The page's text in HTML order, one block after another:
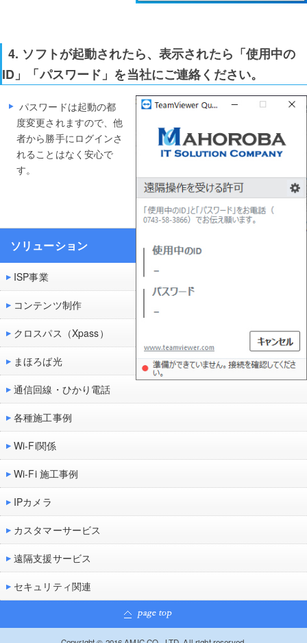
4. ソフトが起動されたら、表示されたら「使用中の
ID」「パスワード」を当社にご連絡ください。
パスワードは起動の都
度変更されますので、他
者から勝手にログインさ
れることはなく安心で
す。
ソリューション
ISP事業
コンテンツ制作
クロスパス（Xpass）
まほろば光
通信回線・ひかり電話
各種施工事例
Wi-Fi関係
Wi-Fi 施工事例
IPカメラ
カスタマーサービス
遠隔支援サービス
セキュリティ関連